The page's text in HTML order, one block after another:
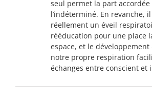
seul permet la part accordée
l’indéterminé. En revanche,
réellement un éveil
rééducation pour une place
espace, et le développement
notre propre respiration
échanges entre conscient et